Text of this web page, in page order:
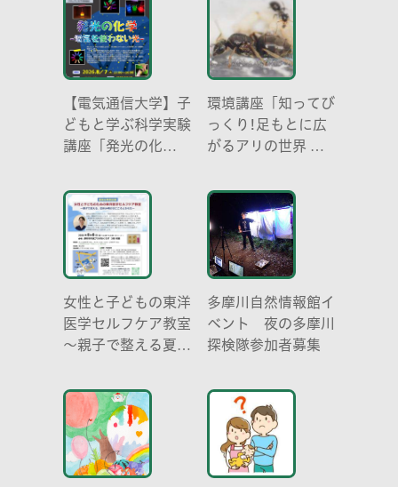
【電気通信大学】子
どもと学ぶ科学実験
講座「発光の化
い光-」
環境講座「知ってび
っくり!足もとに広
がるアリの世界 ア
成り立ち、生態系に
おける役割」
女性と子どもの東洋
医学セルフケア教室
～親子で整える夏休
らだ～
多摩川自然情報館イ
ベント 夜の多摩川
探検隊参加者募集